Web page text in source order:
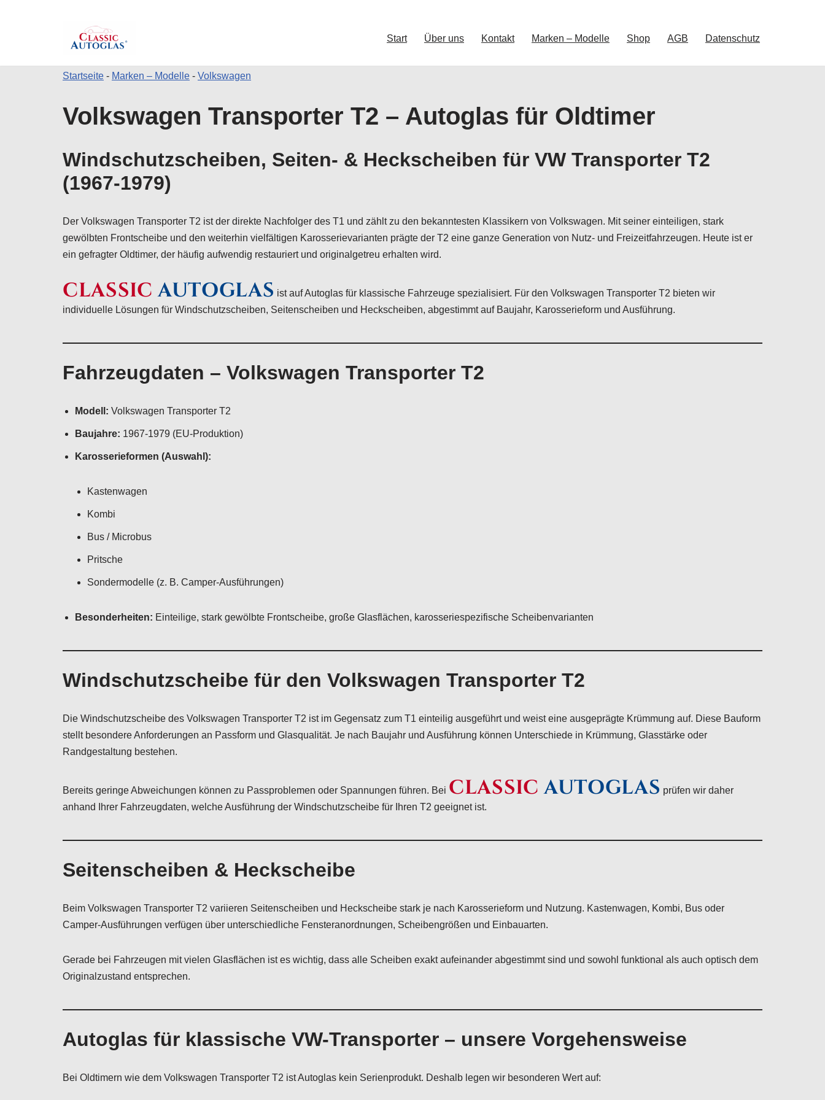
Start Über uns Kontakt Marken – Modelle Shop AGB Datenschutz
Startseite - Marken – Modelle - Volkswagen
Volkswagen Transporter T2 – Autoglas für Oldtimer
Windschutzscheiben, Seiten- & Heckscheiben für VW Transporter T2
(1967-1979)
Der Volkswagen Transporter T2 ist der direkte Nachfolger des T1 und zählt zu den bekanntesten Klassikern von Volkswagen. Mit seiner einteiligen, stark
gewölbten Frontscheibe und den weiterhin vielfältigen Karosserievarianten prägte der T2 eine ganze Generation von Nutz- und Freizeitfahrzeugen. Heute ist er
ein gefragter Oldtimer, der häufig aufwendig restauriert und originalgetreu erhalten wird.
CLASSIC AUTOGLAS ist auf Autoglas für klassische Fahrzeuge spezialisiert. Für den Volkswagen Transporter T2 bieten wir
individuelle Lösungen für Windschutzscheiben, Seitenscheiben und Heckscheiben, abgestimmt auf Baujahr, Karosserieform und Ausführung.
Fahrzeugdaten – Volkswagen Transporter T2
Modell: Volkswagen Transporter T2
Baujahre: 1967-1979 (EU-Produktion)
Karosserieformen (Auswahl):
Kastenwagen
Kombi
Bus / Microbus
Pritsche
Sondermodelle (z. B. Camper-Ausführungen)
Besonderheiten: Einteilige, stark gewölbte Frontscheibe, große Glasflächen, karosseriespezifische Scheibenvarianten
Windschutzscheibe für den Volkswagen Transporter T2
Die Windschutzscheibe des Volkswagen Transporter T2 ist im Gegensatz zum T1 einteilig ausgeführt und weist eine ausgeprägte Krümmung auf. Diese Bauform
stellt besondere Anforderungen an Passform und Glasqualität. Je nach Baujahr und Ausführung können Unterschiede in Krümmung, Glasstärke oder
Randgestaltung bestehen.
Bereits geringe Abweichungen können zu Passproblemen oder Spannungen führen. Bei CLASSIC AUTOGLAS prüfen wir daher
anhand Ihrer Fahrzeugdaten, welche Ausführung der Windschutzscheibe für Ihren T2 geeignet ist.
Seitenscheiben & Heckscheibe
Beim Volkswagen Transporter T2 variieren Seitenscheiben und Heckscheibe stark je nach Karosserieform und Nutzung. Kastenwagen, Kombi, Bus oder
Camper-Ausführungen verfügen über unterschiedliche Fensteranordnungen, Scheibengrößen und Einbauarten.
Gerade bei Fahrzeugen mit vielen Glasflächen ist es wichtig, dass alle Scheiben exakt aufeinander abgestimmt sind und sowohl funktional als auch optisch dem
Originalzustand entsprechen.
Autoglas für klassische VW-Transporter – unsere Vorgehensweise
Bei Oldtimern wie dem Volkswagen Transporter T2 ist Autoglas kein Serienprodukt. Deshalb legen wir besonderen Wert auf: